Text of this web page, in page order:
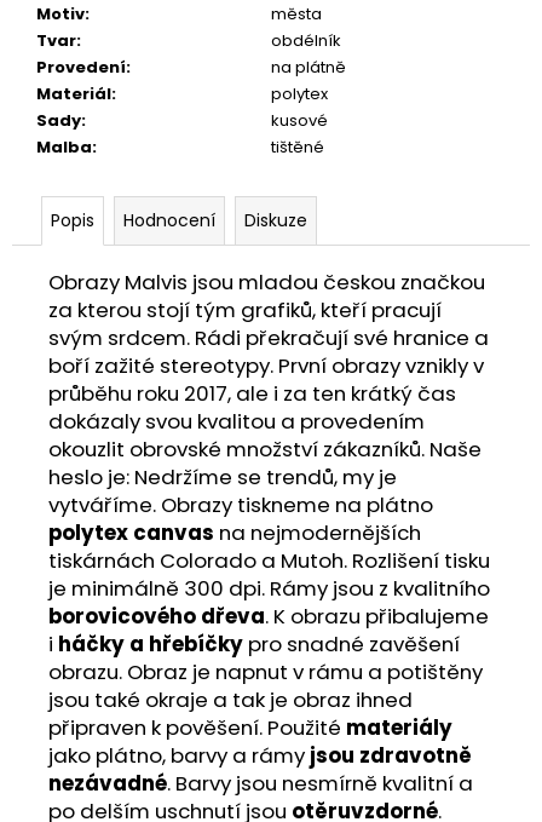
Motiv:
města
Tvar:
obdélník
Provedení:
na plátně
Materiál:
polytex
Sady:
kusové
Malba: tištěné
Popis Hodnocení Diskuze
Obrazy Malvis jsou mladou českou značkou
za kterou stojí tým grafiků, kteří pracují
svým srdcem. Rádi překračují své hranice a
boří zažité stereotypy. První obrazy vznikly v
průběhu roku 2017, ale i za ten krátký čas
dokázaly svou kvalitou a provedením
okouzlit obrovské množství zákazníků. Naše
heslo je: Nedržíme se trendů, my je
vytváříme. Obrazy tiskneme na plátno
polytex canvas na nejmodernějších
tiskárnách Colorado a Mutoh. Rozlišení tisku
je minimálně 300 dpi. Rámy jsou z kvalitního
borovicového dřeva. K obrazu přibalujeme
i háčky a hřebíčky pro snadné zavěšení
obrazu. Obraz je napnut v rámu a potištěny
jsou také okraje a tak je obraz ihned
připraven k pověšení. Použité materiály
jako plátno, barvy a rámy jsou zdravotně
nezávadné. Barvy jsou nesmírně kvalitní a
po delším uschnutí jsou otěruvzdorné.